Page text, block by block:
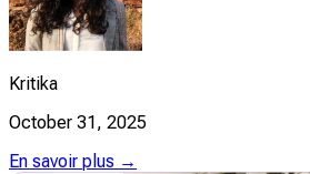
Kritika
October 31, 2025
En savoir plus →